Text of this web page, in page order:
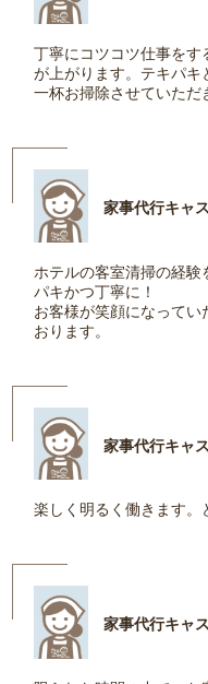
丁寧にコツコツ仕事を
が上がります。テキパ
一杯お掃除させていただ
家事代行キャ
ホテルの客室清掃の経
パキかつ丁寧に！
お客様が笑顔になって
おります。
家事代行キャ
楽しく明るく働きます。
家事代行キャ